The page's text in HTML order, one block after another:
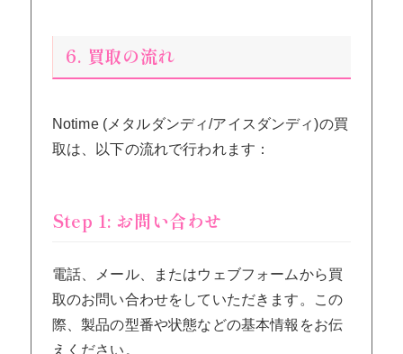
6. 買取の流れ
Notime (メタルダンディ/アイスダンディ)の買
取は、以下の流れで行われます：
Step 1: お問い合わせ
電話、メール、またはウェブフォームから買
取のお問い合わせをしていただきます。この
際、製品の型番や状態などの基本情報をお伝
えください。